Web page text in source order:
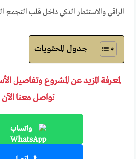
الراقي والاستثمار الذكي داخل قلب التجمع
جدول المحتويات
لمعرفة المزيد عن المشروع وتفاصيل
تواصل معنا الآن
واتساب